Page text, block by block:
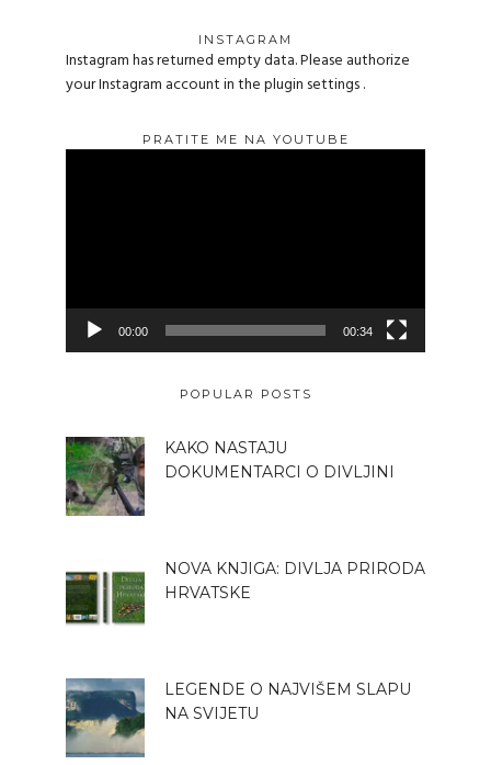
INSTAGRAM
Instagram has returned empty data. Please authorize
your Instagram account in theplugin settings.
PRATITE ME NA YOUTUBE
00:00 00:34
POPULAR POSTS
KAKO NASTAJU
DOKUMENTARCI O DIVLJINI
NOVA KNJIGA: DIVLJA PRIRODA
HRVATSKE
LEGENDE O NAJVIŠEM SLAPU
NA SVIJETU